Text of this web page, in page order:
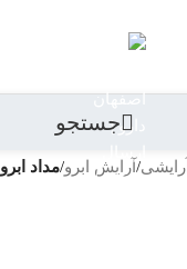
جستجو
آرایشی/آرایش ابرو/مداد ابرو